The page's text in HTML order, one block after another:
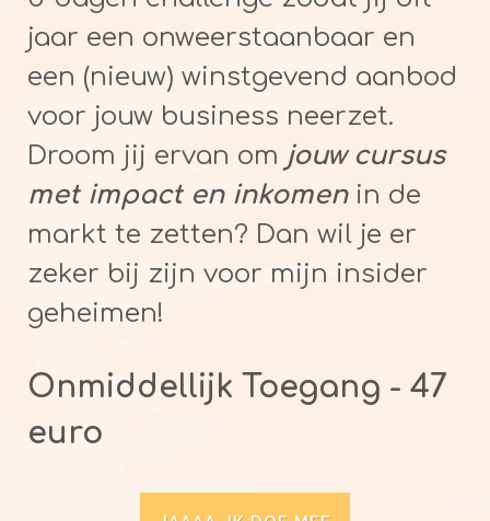
jaar een onweerstaanbaar en
een (nieuw) winstgevend aanbod
voor jouw business neerzet.
Droom jij ervan om jouw cursus
met impact en inkomenin de
markt te zetten? Dan wil je er
zeker bij zijn voor mijn insider
geheimen!
Onmiddellijk Toegang - 47
euro